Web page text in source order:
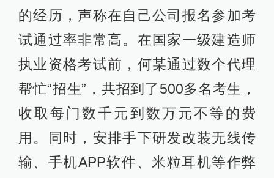
的经历，声称在自己公司报名参加考
试通过率非常高。在国家一级建造师
执业资格考试前，何某通过数个代理
帮忙“招生”，共招到了500多名考生，
收取每门数千元到数万元不等的费
用。同时，安排手下研发改装无线传
输、手机APP软件、米粒耳机等作弊